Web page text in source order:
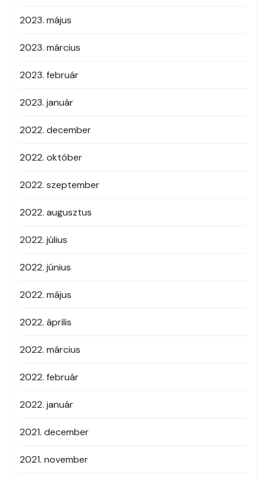
2023. május
2023. március
2023. február
2023. január
2022. december
2022. október
2022. szeptember
2022. augusztus
2022. július
2022. június
2022. május
2022. április
2022. március
2022. február
2022. január
2021. december
2021. november